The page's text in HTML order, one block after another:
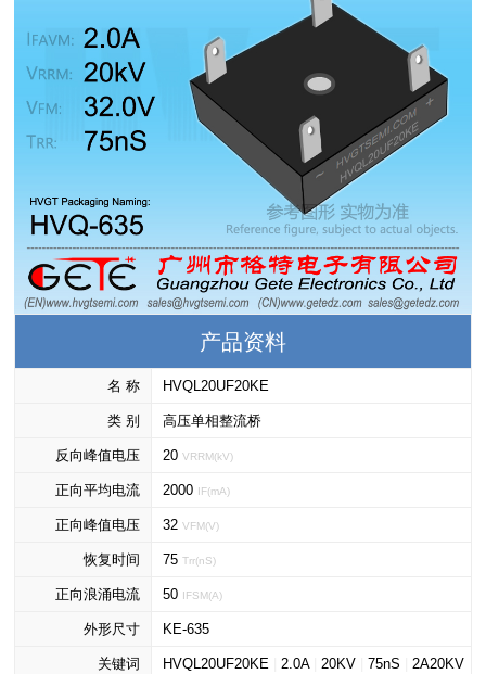
产品资料
名 称 HVQL20UF20KE
类 别 高压单相整流桥
反向峰值电压 20VRRM(kV)
正向平均电流 2000 IF(mA)
正向峰值电压 32VFM(V)
恢复时间 75Trr(nS)
正向浪涌电流 50 IFSM(A)
外形尺寸 KE-635
关键词 HVQL20UF20KE |2.0A|20KV |75nS |2A20KV